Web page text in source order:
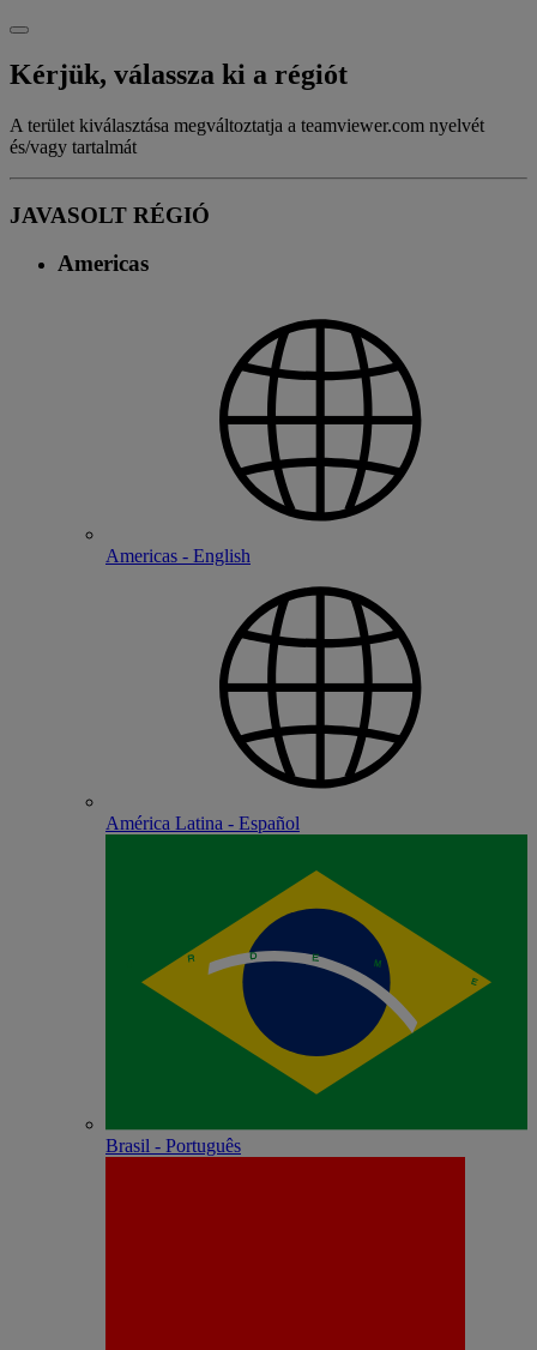
Kérjük, válassza ki a régiót
A terület kiválasztása megváltoztatja a teamviewer.com nyelvét
és/vagy tartalmát
JAVASOLT RÉGIÓ
Americas
Americas - English
América Latina - Español
Brasil - Português